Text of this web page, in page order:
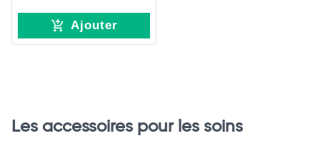
Ajouter
Les accessoires pour les soins